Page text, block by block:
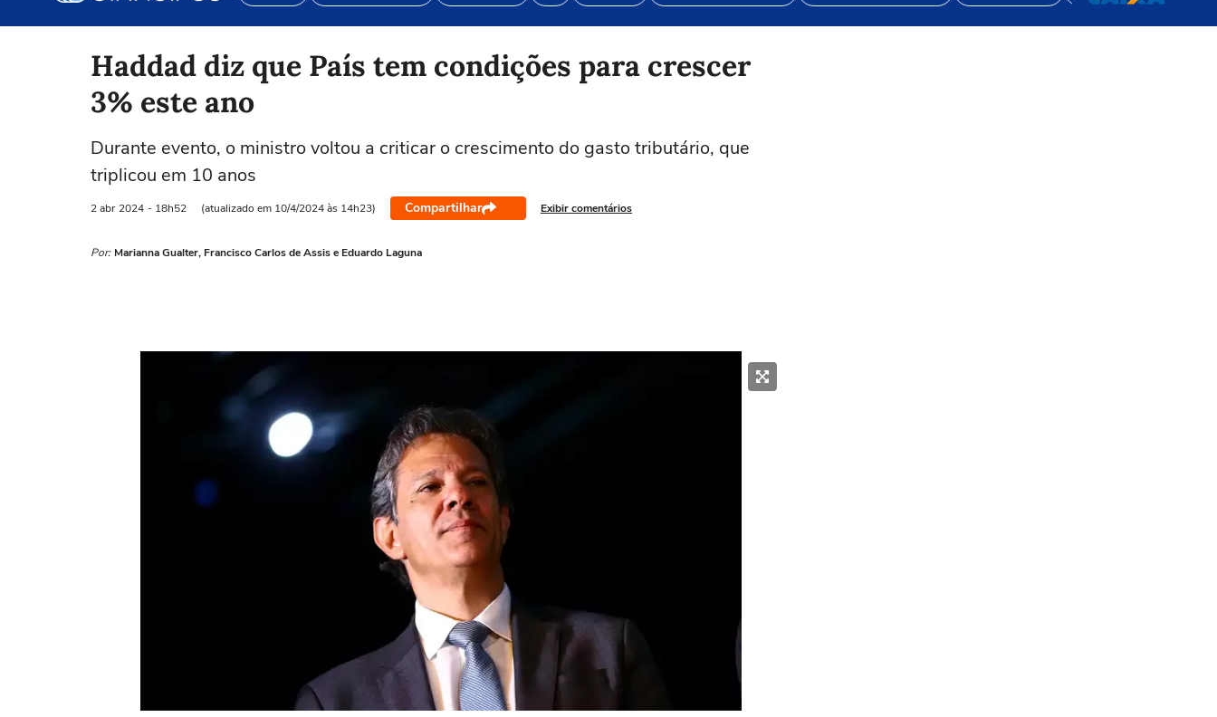
Haddad diz que País tem condições para crescer
3% este ano
Durante evento, o ministro voltou a criticar o crescimento do gasto tributário, que
triplicou em 10 anos
2 abr 2024 - 18h52 (atualizado em 10/4/2024 às 14h23) Compartilhar Exibir comentários
Por: Marianna Gualter, Francisco Carlos de Assis e Eduardo Laguna